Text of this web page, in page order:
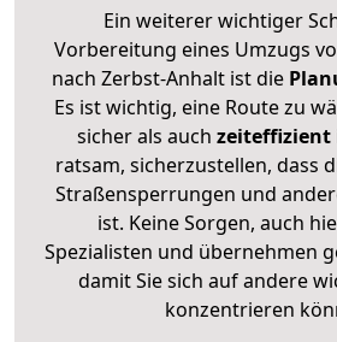
Ein weiterer wichtiger
Vorbereitung eines Umzugs
nach Zerbst-Anhalt ist die
Es ist wichtig, eine Route zu
sicher als auch zeiteffizient
ratsam, sicherzustellen, dass
Straßensperrungen und
ist. Keine Sorgen, auch
Spezialisten und übernehmen
damit Sie sich auf andere
konzentrieren